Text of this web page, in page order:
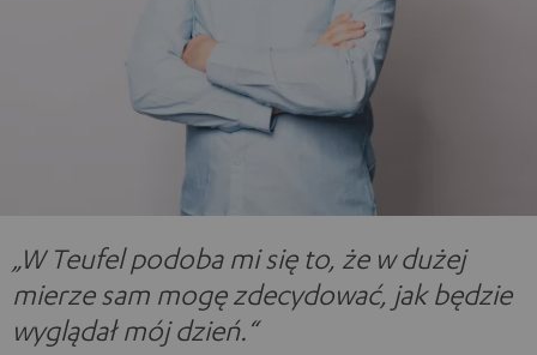
„W Teufel podoba mi się to, że w dużej
mierze sam mogę zdecydować, jak będzie
wyglądał mój dzień.“